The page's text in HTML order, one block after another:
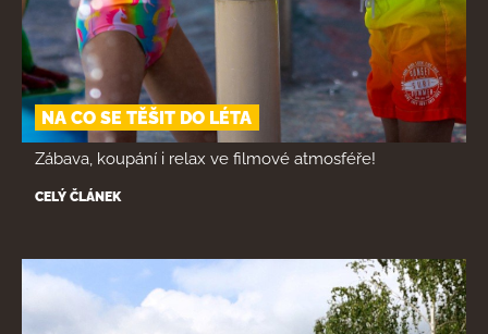
NA CO SE TĚŠIT DO LÉTA
Zábava, koupání i relax ve filmové atmosféře!
CELÝ ČLÁNEK